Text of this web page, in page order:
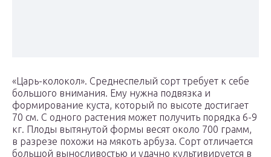
«Царь-колокол». Среднеспелый сорт требует к себе
большого внимания. Ему нужна подвязка и
формирование куста, который по высоте достигает
70 см. С одного растения может получить порядка 6-9
кг. Плоды вытянутой формы весят около 700 грамм,
в разрезе похожи на мякоть арбуза. Сорт отличается
большой выносливостью и удачно культивируется в